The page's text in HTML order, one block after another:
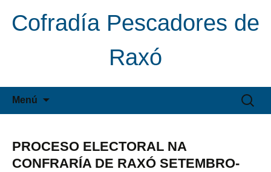
Cofradía Pescadores de
Raxó
Menú
Buscar:
PROCESO ELECTORAL NA
CONFRARÍA DE RAXÓ SETEMBRO-